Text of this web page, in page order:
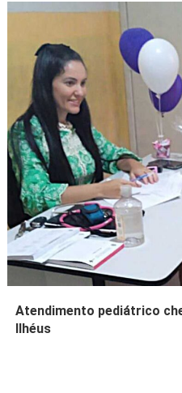
Atendimento pediátrico
Ilhéus